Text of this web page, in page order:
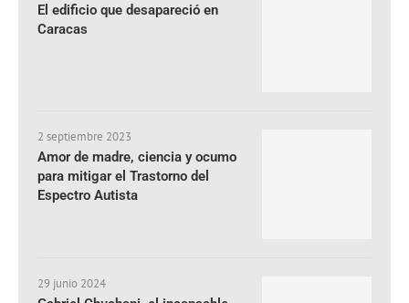
El edificio que desapareció en
Caracas
2 septiembre 2023
Amor de madre, ciencia y ocumo
para mitigar el Trastorno del
Espectro Autista
29 junio 2024